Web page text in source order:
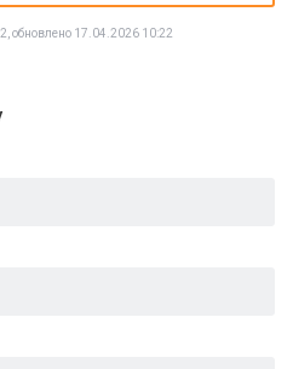
обновлено 17.04.2026 10:22